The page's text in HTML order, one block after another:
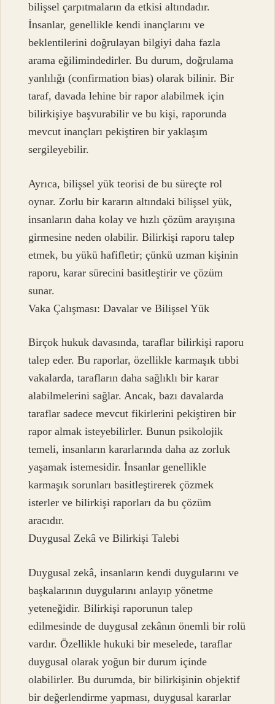
bilişsel çarpıtmaların da etkisi altındadır.
İnsanlar, genellikle kendi inançlarını ve
beklentilerini doğrulayan bilgiyi daha fazla
arama eğilimindedirler. Bu durum, doğrulama
yanlılığı (confirmation bias) olarak bilinir. Bir
taraf, davada lehine bir rapor alabilmek için
bilirkişiye başvurabilir ve bu kişi, raporunda
mevcut inançları pekiştiren bir yaklaşım
sergileyebilir.
Ayrıca, bilişsel yük teorisi de bu süreçte rol
oynar. Zorlu bir kararın altındaki bilişsel yük,
insanların daha kolay ve hızlı çözüm arayışına
girmesine neden olabilir. Bilirkişi raporu talep
etmek, bu yükü hafifletir; çünkü uzman kişinin
raporu, karar sürecini basitleştirir ve çözüm
sunar.
Vaka Çalışması: Davalar ve Bilişsel Yük
Birçok hukuk davasında, taraflar bilirkişi raporu
talep eder. Bu raporlar, özellikle karmaşık tıbbi
vakalarda, tarafların daha sağlıklı bir karar
alabilmelerini sağlar. Ancak, bazı davalarda
taraflar sadece mevcut fikirlerini pekiştiren bir
rapor almak isteyebilirler. Bunun psikolojik
temeli, insanların kararlarında daha az zorluk
yaşamak istemesidir. İnsanlar genellikle
karmaşık sorunları basitleştirerek çözmek
isterler ve bilirkişi raporları da bu çözüm
aracıdır.
Duygusal Zekâ ve Bilirkişi Talebi
Duygusal zekâ, insanların kendi duygularını ve
başkalarının duygularını anlayıp yönetme
yeteneğidir. Bilirkişi raporunun talep
edilmesinde de duygusal zekânın önemli bir rolü
vardır. Özellikle hukuki bir meselede, taraflar
duygusal olarak yoğun bir durum içinde
olabilirler. Bu durumda, bir bilirkişinin objektif
bir değerlendirme yapması, duygusal kararlar